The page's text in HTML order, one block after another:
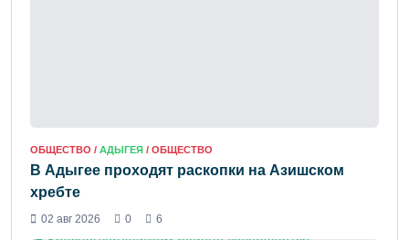
ОБЩЕСТВО / АДЫГЕЯ / ОБЩЕСТВО
В Адыгее проходят раскопки на Азишском
хребте
02 авг 2026 0 6